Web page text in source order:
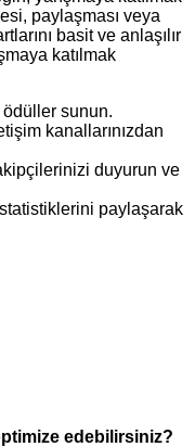
paylaşması veya
basit ve anlaşılır
katılmak
sunun.
kanallarınızdan
duyurun ve
istatistiklerini paylaşarak
edebilirsiniz?